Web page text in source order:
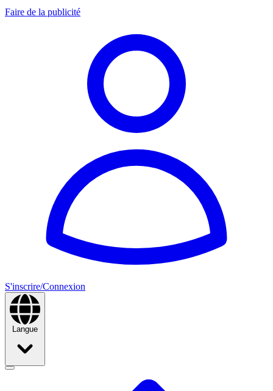
Faire de la publicité
S'inscrire/Connexion
Langue